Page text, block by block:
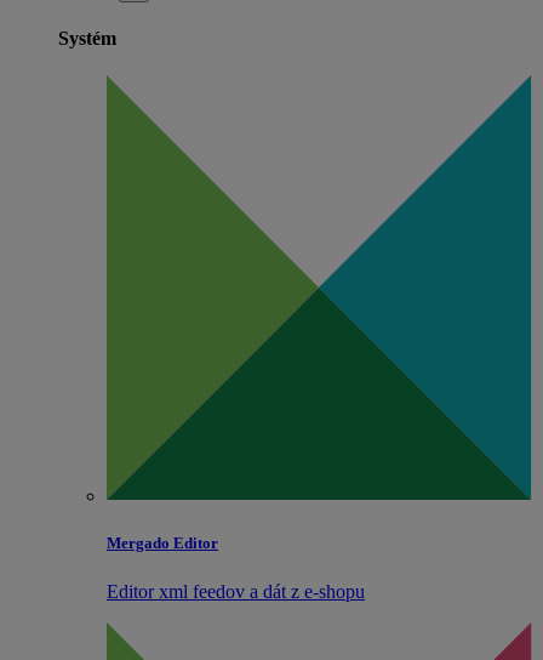
Systém
Mergado Editor
Editor xml feedov a dát z e‑shopu